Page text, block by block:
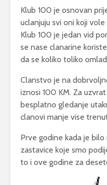
Klub 100 je osnovan
uclanjuju svi oni koji
Klub 100 je jedan vid
se nase clanarine
da se koliko toliko
Clanstvo je na
iznosi 100 KM. Za
besplatno gledanje
clanovi manje vise
Prve godine kada je
zastavice koje smo
to i ove godine za